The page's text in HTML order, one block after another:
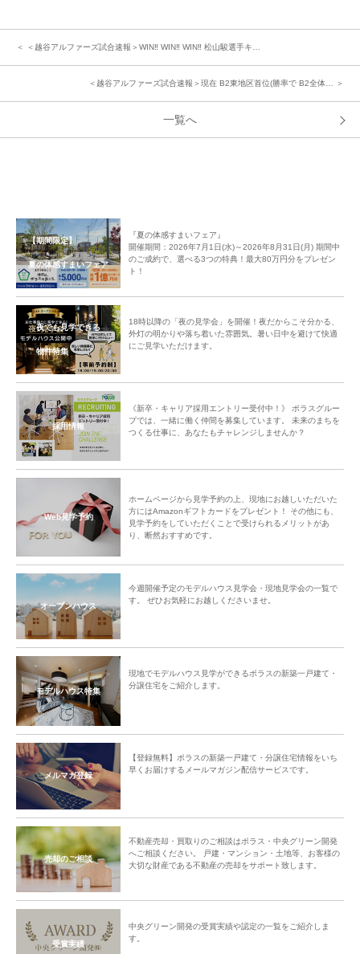
＜ ＜越谷アルファーズ試合速報＞WIN‼️ WIN‼️ WIN‼️ 松山駿選手キ…
＜越谷アルファーズ試合速報＞現在 B2東地区首位(勝率で B2全体… ＞
一覧へ
【期間限定】
夏の体感すまいフェア
『夏の体感すまいフェア』
開催期間：2026年7月1日(水)～2026年8月31日(月) 期間中
のご成約で、選べる3つの特典！最大80万円分をプレゼン
ト！
夜でも見学できる
物件特集
18時以降の「夜の見学会」を開催！夜だからこそ分かる、
外灯の明かりや落ち着いた雰囲気。暑い日中を避けて快適
にご見学いただけます。
採用情報
《新卒・キャリア採用エントリー受付中！》 ポラスグルー
プでは、一緒に働く仲間を募集しています。 未来のまちを
つくる仕事に、あなたもチャレンジしませんか？
Web見学予約
ホームページから見学予約の上、現地にお越しいただいた
方にはAmazonギフトカードをプレゼント！ その他にも、
見学予約をしていただくことで受けられるメリットがあ
り、断然おすすめです。
オープンハウス
今週開催予定のモデルハウス見学会・現地見学会の一覧で
す。 ぜひお気軽にお越しくださいませ。
モデルハウス特集
現地でモデルハウス見学ができるポラスの新築一戸建て・
分譲住宅をご紹介します。
メルマガ登録
【登録無料】ポラスの新築一戸建て・分譲住宅情報をいち
早くお届けするメールマガジン配信サービスです。
売却のご相談
不動産売却・買取りのご相談はポラス・中央グリーン開発
へご相談ください。 戸建・マンション・土地等、お客様の
大切な財産である不動産の売却をサポート致します。
受賞実績
中央グリーン開発の受賞実績や認定の一覧をご紹介しま
す。